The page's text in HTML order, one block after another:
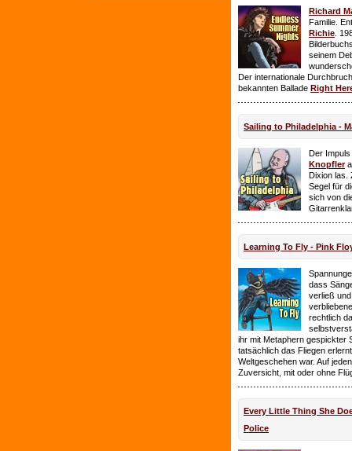
Richard
Familie.
Richie .
seinem
Der internationale
bekannten Ballade Right
Sailing to Philadelphia -
Der
Knopfler
Dixion las.
Segel für
sich von
Learning To Fly - Pink
dass
verließ
rechtlich
ihr mit Metaphern gespickter
tatsächlich das Fliegen
Weltgeschehen war. Auf
Zuversicht, mit oder ohne
Every Little Thing She
Police